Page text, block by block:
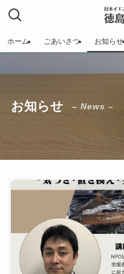
ホーム ごあいさつ お知らせ
お知らせ – News –